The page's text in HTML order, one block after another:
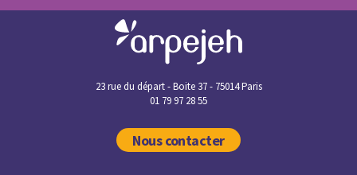
23 rue du départ - Boite 37 - 75014 Paris
01 79 97 28 55
Nous contacter